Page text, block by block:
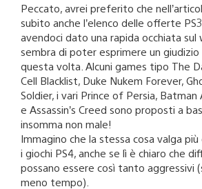
Peccato, avrei preferito che
subito anche l’elenco delle offerte
avendoci dato una rapida occhiata sul
sembra di poter esprimere un giudizio
questa volta. Alcuni games tipo The
Cell Blacklist, Duke Nukem Forever,
Soldier, i vari Prince of Persia, Batman
e Assassin’s Creed sono proposti a
insomma non male!
Immagino che la stessa cosa valga
i giochi PS4, anche se lì è chiaro che
possano essere così tanto aggressivi
meno tempo).